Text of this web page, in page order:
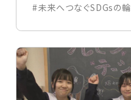
#未来へつなぐSDGsの輪